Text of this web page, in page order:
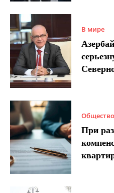
В мире
Общество
При